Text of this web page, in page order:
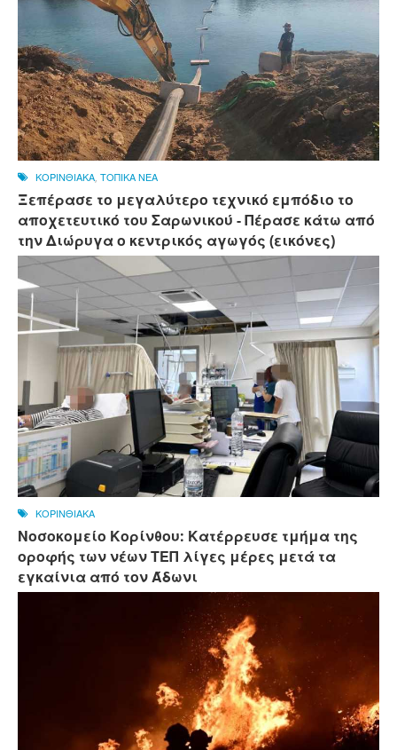
ΚΟΡΙΝΘΙΑΚΑ, ΤΟΠΙΚΑ ΝΕΑ
Ξεπέρασε το μεγαλύτερο τεχνικό εμπόδιο το
αποχετευτικό του Σαρωνικού - Πέρασε κάτω από
την Διώρυγα ο κεντρικός αγωγός (εικόνες)
ΚΟΡΙΝΘΙΑΚΑ
Νοσοκομείο Κορίνθου: Κατέρρευσε τμήμα της
οροφής των νέων ΤΕΠ λίγες μέρες μετά τα
εγκαίνια από τον Άδωνι